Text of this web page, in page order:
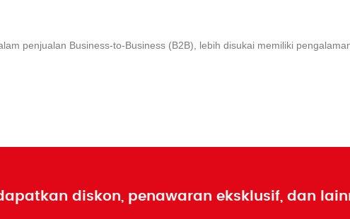
penjualan Business-to-Business (B2B), lebih disukai memiliki
diskon, penawaran eksklusif, dan